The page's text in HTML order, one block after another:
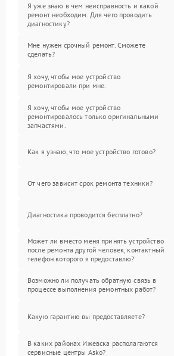
Я уже знаю в чем неисправность и какой
ремонт необходим. Для чего проводить
диагностику?
Мне нужен срочный ремонт. Сможете
сделать?
Я хочу, чтобы мое устройство
ремонтировали при мне.
Я хочу, чтобы мое устройство
ремонтировалось только оригинальными
запчастями.
Как я узнаю, что мое устройство готово?
От чего зависит срок ремонта техники?
Диагностика проводится бесплатно?
Может ли вместо меня принять устройство
после ремонта другой человек, контактный
телефон которого я предоставлю?
Возможно ли получать обратную связь в
процессе выполнения ремонтных работ?
Какую гарантию вы предоставляете?
В каких районах Ижевска располагаются
сервисные центры Asko?